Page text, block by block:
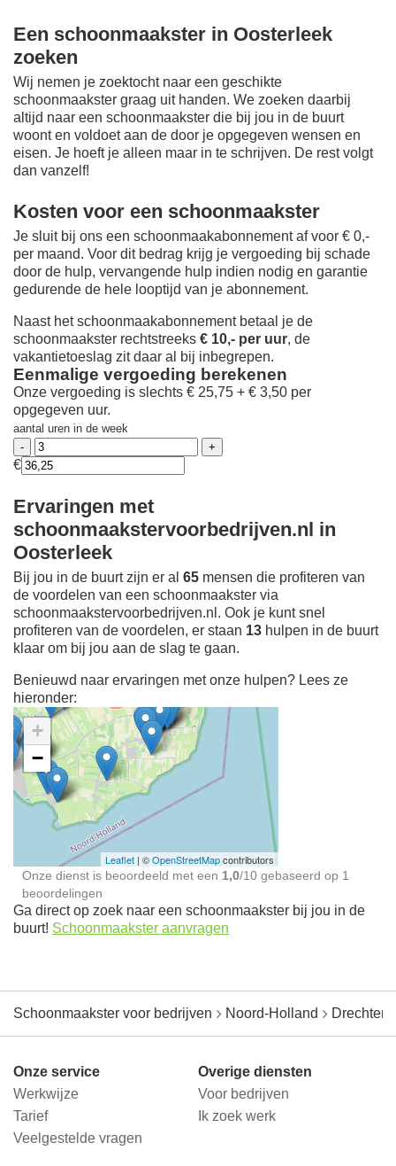
Een schoonmaakster in Oosterleek
zoeken
Wij nemen je zoektocht naar een geschikte
schoonmaakster graag uit handen. We zoeken daarbij
altijd naar een schoonmaakster die bij jou in de buurt
woont en voldoet aan de door je opgegeven wensen en
eisen. Je hoeft je alleen maar in te schrijven. De rest volgt
dan vanzelf!
Kosten voor een schoonmaakster
Je sluit bij ons een schoonmaakabonnement af voor € 0,-
per maand. Voor dit bedrag krijg je vergoeding bij schade
door de hulp, vervangende hulp indien nodig en garantie
gedurende de hele looptijd van je abonnement.
Naast het schoonmaakabonnement betaal je de
schoonmaakster rechtstreeks € 10,- per uur, de
vakantietoeslag zit daar al bij inbegrepen.
Eenmalige vergoeding berekenen
Onze vergoeding is slechts € 25,75 + € 3,50 per
opgegeven uur.
aantal uren in de week
€
Ervaringen met
schoonmaakstervoorbedrijven.nl in
Oosterleek
Bij jou in de buurt zijn er al 65 mensen die profiteren van
de voordelen van een schoonmaakster via
schoonmaakstervoorbedrijven.nl. Ook je kunt snel
profiteren van de voordelen, er staan 13 hulpen in de buurt
klaar om bij jou aan de slag te gaan.
Benieuwd naar ervaringen met onze hulpen? Lees ze
hieronder:
Ontdek meer ervaringen
Schoonmaakster bij
jou in de buurt
+
−
Leaflet | ©OpenStreetMapcontributors
Onze dienst is beoordeeld met een 1,0/10 gebaseerd op 1
beoordelingen
Ga direct op zoek naar een schoonmaakster bij jou in de
buurt! Schoonmaakster aanvragen
Schoonmaakster voor bedrijven Noord-Holland
Onze service
Werkwijze
Tarief
Veelgestelde vragen
Overige diensten
Voor bedrijven
Ik zoek werk